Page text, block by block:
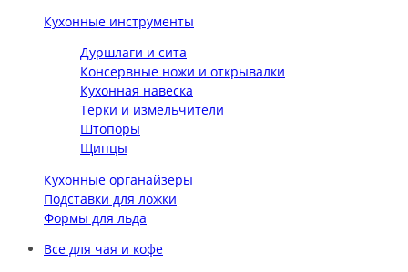
Кухонные инструменты
Дуршлаги и сита
Консервные ножи и открывалки
Кухонная навеска
Терки и измельчители
Штопоры
Щипцы
Кухонные органайзеры
Подставки для ложки
Формы для льда
Все для чая и кофе